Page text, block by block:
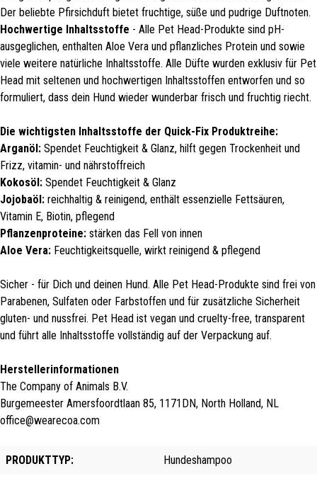
Der beliebte Pfirsichduft bietet fruchtige, süße und pudrige Duftnoten.
Hochwertige Inhaltsstoffe - Alle Pet Head-Produkte sind pH-
ausgeglichen, enthalten Aloe Vera und pflanzliches Protein und sowie
viele weitere natürliche Inhaltsstoffe. Alle Düfte wurden exklusiv für Pet
Head mit seltenen und hochwertigen Inhaltsstoffen entworfen und so
formuliert, dass dein Hund wieder wunderbar frisch und fruchtig riecht.
Die wichtigsten Inhaltsstoffe der Quick-Fix Produktreihe:
Arganöl: Spendet Feuchtigkeit & Glanz, hilft gegen Trockenheit und
Frizz, vitamin- und nährstoffreich
Kokosöl: Spendet Feuchtigkeit & Glanz
Jojobaöl: reichhaltig & reinigend, enthält essenzielle Fettsäuren,
Vitamin E, Biotin, pflegend
Pflanzenproteine: stärken das Fell von innen
Aloe Vera: Feuchtigkeitsquelle, wirkt reinigend & pflegend
Sicher - für Dich und deinen Hund. Alle Pet Head-Produkte sind frei von
Parabenen, Sulfaten oder Farbstoffen und für zusätzliche Sicherheit
gluten- und nussfrei. Pet Head ist vegan und cruelty-free, transparent
und führt alle Inhaltsstoffe vollständig auf der Verpackung auf.
Herstellerinformationen
The Company of Animals B.V.
Burgemeester Amersfoordtlaan 85, 1171DN, North Holland, NL
office@wearecoa.com
PRODUKTTYP: Hundeshampoo